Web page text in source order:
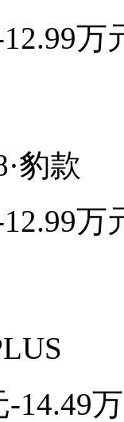
万
豹款
万
-14.49